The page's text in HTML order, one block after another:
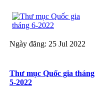
Ngày đăng: 25 Jul 2022
Thư mục Quốc gia tháng
5-2022